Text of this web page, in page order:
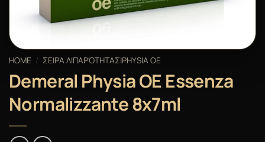
HOME / ΣΕΙΡΆ ΛΙΠΑΡΌΤΗΤΑΣ|PHYSIA OE
Demeral Physia OE Essenza
Normalizzante 8x7ml